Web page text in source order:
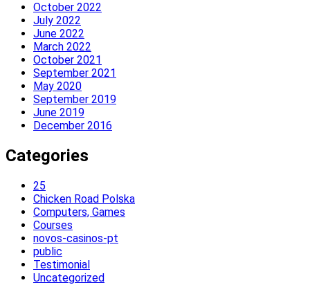
October 2022
July 2022
June 2022
March 2022
October 2021
September 2021
May 2020
September 2019
June 2019
December 2016
Categories
25
Chicken Road Polska
Computers, Games
Courses
novos-casinos-pt
public
Testimonial
Uncategorized